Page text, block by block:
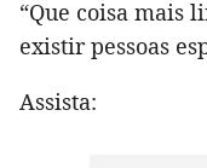
“Que coisa mais
existir pessoas
Assista: